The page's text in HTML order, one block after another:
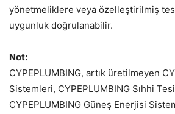
yönetmeliklere veya özelleştirilmiş test
uygunluk doğrulanabilir.
Not:
CYPEPLUMBING, artık üretilmeyen
Sistemleri, CYPEPLUMBING Sıhhi
CYPEPLUMBING Güneş Enerjisi